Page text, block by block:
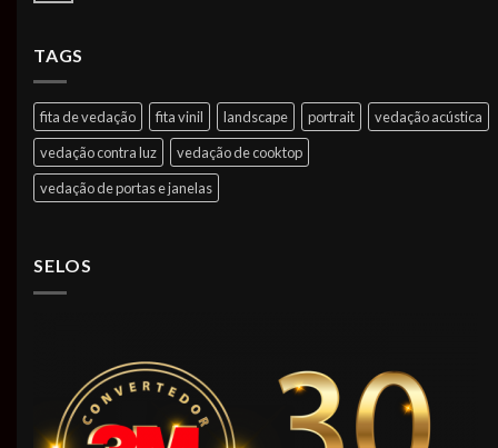
TAGS
fita de vedação fita vinil landscape portrait
vedação acústica
vedação contra luz
vedação de cooktop
vedação de portas e janelas
SELOS